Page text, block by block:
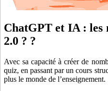
ChatGPT et IA : les
2.0 ? ?
Avec sa capacité à créer de
quiz, en passant par un cours
plus le monde de l’enseignement.